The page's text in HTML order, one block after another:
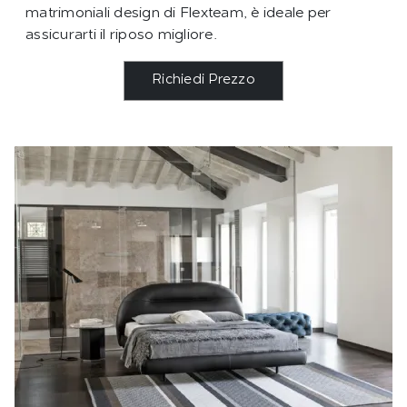
matrimoniali design di Flexteam, è ideale per
assicurarti il riposo migliore.
Richiedi Prezzo